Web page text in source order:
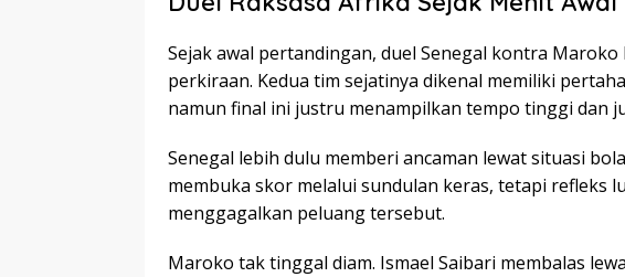
Sejak awal pertandingan, duel Senegal kontra
perkiraan. Kedua tim sejatinya dikenal memiliki
namun final ini justru menampilkan tempo tinggi dan
Senegal lebih dulu memberi ancaman lewat situasi
membuka skor melalui sundulan keras, tetapi refleks
menggagalkan peluang tersebut.
Maroko tak tinggal diam. Ismael Saibari membalas